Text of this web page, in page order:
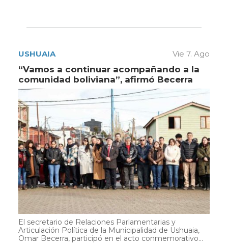
USHUAIA Vie 7. Ago
“Vamos a continuar acompañando a la
comunidad boliviana”, afirmó Becerra
El secretario de Relaciones Parlamentarias y
Articulación Política de la Municipalidad de Ushuaia,
Omar Becerra, participó en el acto conmemorativo...